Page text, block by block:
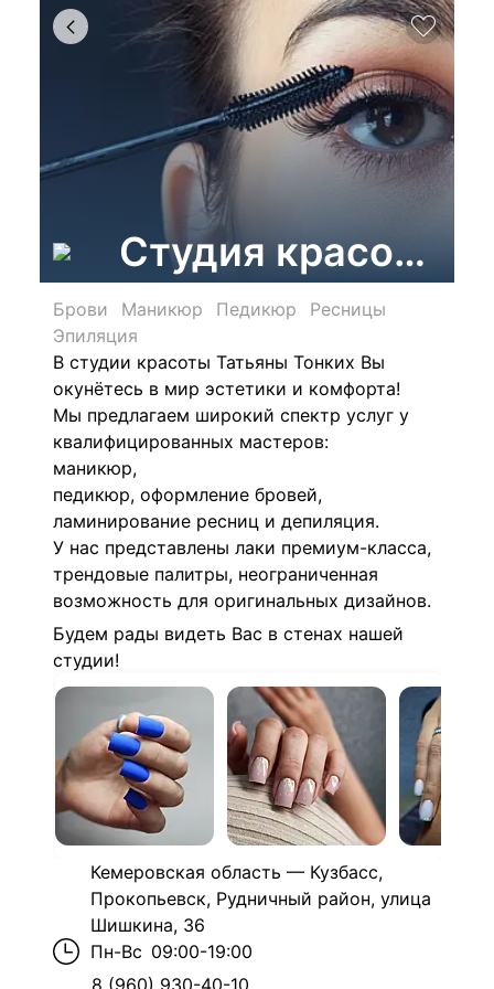
Студия красоты
Брови Маникюр Педикюр
Ресницы
Эпиляция
В студии красоты Татьяны Тонких Вы
окунётесь в мир эстетики и комфорта!
Мы предлагаем широкий спектр услуг у
квалифицированных мастеров:
маникюр,
педикюр, оформление бровей,
ламинирование ресниц и депиляция.
У нас представлены лаки премиум-класса,
трендовые палитры, неограниченная
возможность для оригинальных дизайнов.
Будем рады видеть Вас в стенах нашей
студии!
Кемеровская область — Кузбасс,
Прокопьевск, Рудничный район, улица
Шишкина, 36
Пн-Вс 09:00-19:00
8 (960) 930-40-10